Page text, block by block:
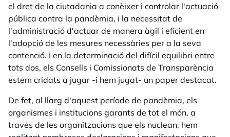
el dret de la ciutadania a conèixer i controlar l'actuació
pública contra la pandèmia, i la necessitat de
l'administració d'actuar de manera àgil i eficient en
l'adopció de les mesures necessàries per a la seva
contenció. I en la determinació del difícil equilibri entre
tots dos, els Consells i Comissionats de Transparència
estem cridats a jugar -i hem jugat- un paper destacat.
De fet, al llarg d'aquest període de pandèmia, els
organismes i institucions garants de tot el món, a
través de les organitzacions que els nuclean, hem